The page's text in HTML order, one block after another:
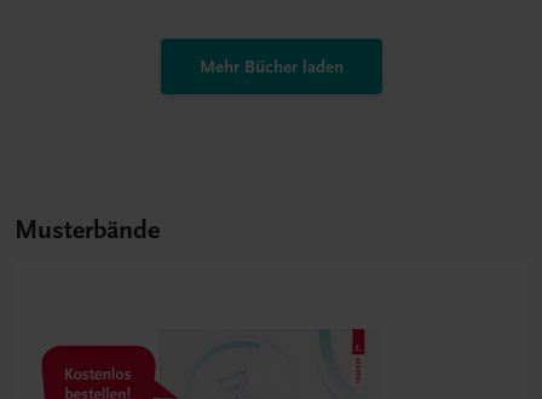
Mehr Bücher laden
Musterbände